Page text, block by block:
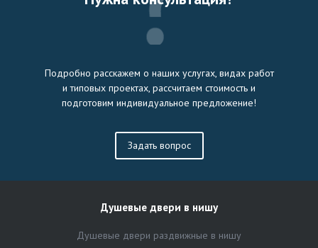
Подробно расскажем о наших услугах, видах работ
и типовых проектах, рассчитаем стоимость и
подготовим индивидуальное предложение!
Задать вопрос
Душевые двери в нишу
Душевые двери раздвижные в нишу